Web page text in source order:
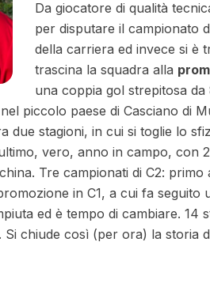
Da giocatore di qualità
per disputare il campionato
della carriera ed invece si è
trascina la squadra alla
una coppia gol strepitosa
piccolo paese di Casciano di
due stagioni, in cui si toglie lo
vero, anno in campo, con
Tre campionati di C2:
in C1, a cui fa
ed è tempo di cambiare. 14
chiude così (per ora) la storia